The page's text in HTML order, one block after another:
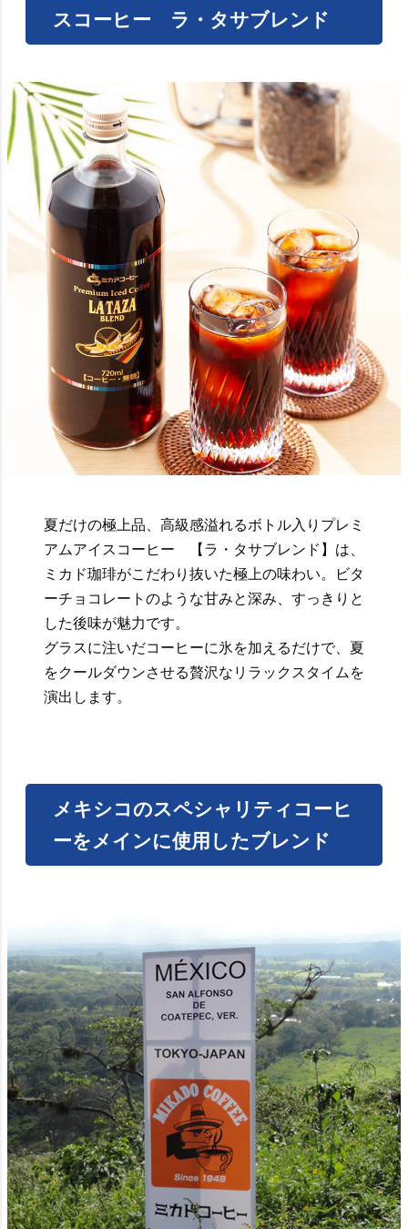
スコーヒー ラ・タサブレンド
夏だけの極上品、高級感溢れるボトル入りプレミ
アムアイスコーヒー 【ラ・タサブレンド】は、
ミカド珈琲がこだわり抜いた極上の味わい。ビタ
ーチョコレートのような甘みと深み、すっきりと
した後味が魅力です。
グラスに注いだコーヒーに氷を加えるだけで、夏
をクールダウンさせる贅沢なリラックスタイムを
演出します。
メキシコのスペシャリティコーヒ
ーをメインに使用したブレンド